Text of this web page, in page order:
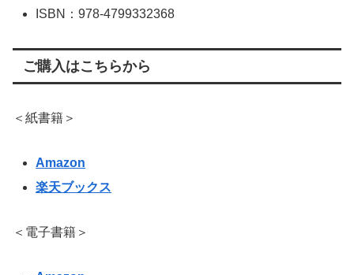
ISBN：978-4799332368
ご購入はこちらから
＜紙書籍＞
Amazon
楽天ブックス
＜電子書籍＞